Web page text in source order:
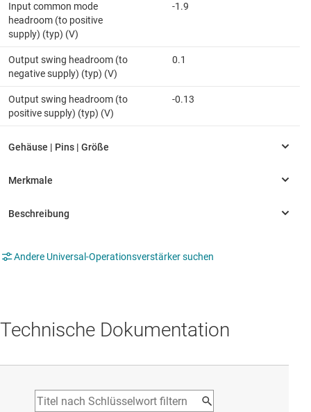
Input common mode
headroom (to positive
supply) (typ) (V)
-1.9
Output swing headroom (to
negative supply) (typ) (V)
0.1
Output swing headroom (to
positive supply) (typ) (V)
-0.13
Andere Universal-Operationsverstärker suchen
Technische Dokumentation